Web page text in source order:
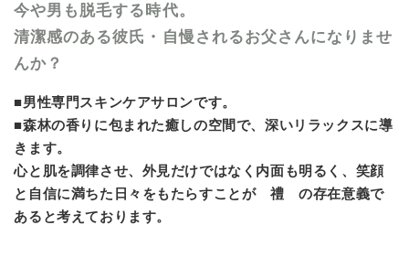
今や男も脱毛する時代。
清潔感のある彼氏・自慢されるお父さんになりませ
んか？
■男性専門スキンケアサロンです。
■森林の香りに包まれた癒しの空間で、深いリラックスに導
きます。
心と肌を調律させ、外見だけではなく内面も明るく、笑顔
と自信に満ちた日々をもたらすことが 禮 の存在意義で
あると考えております。